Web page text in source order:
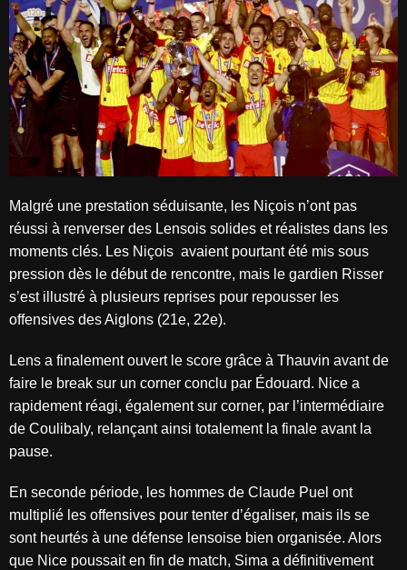
Malgré une prestation séduisante, les Niçois n’ont pas
réussi à renverser des Lensois solides et réalistes dans les
moments clés. Les Niçois avaient pourtant été mis sous
pression dès le début de rencontre, mais le gardien Risser
s’est illustré à plusieurs reprises pour repousser les
offensives des Aiglons (21e, 22e).
Lens a finalement ouvert le score grâce à Thauvin avant de
faire le break sur un corner conclu par Édouard. Nice a
rapidement réagi, également sur corner, par l’intermédiaire
de Coulibaly, relançant ainsi totalement la finale avant la
pause.
En seconde période, les hommes de Claude Puel ont
multiplié les offensives pour tenter d’égaliser, mais ils se
sont heurtés à une défense lensoise bien organisée. Alors
que Nice poussait en fin de match, Sima a définitivement